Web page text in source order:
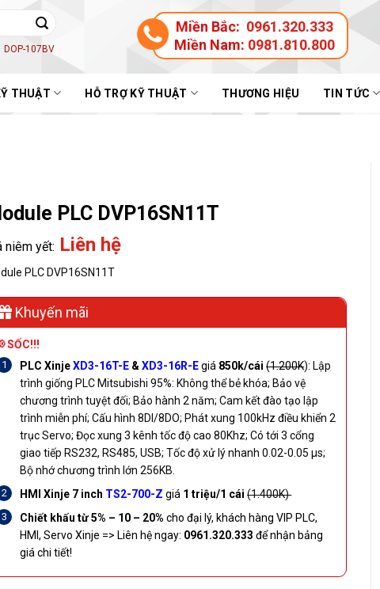
DOP-107BV
Miền Bắc: 0961.320.333
Miền Nam: 0981.810.800
THUẬT HỖ TRỢ KỸ THUẬT THƯƠNG HIỆU TIN TỨC
PLC DVP16SN11T
Liên hệ
PLC DVP16SN11T
Khuyến mãi
SỐC!!!
PLC XinjeXD3-16T-E &XD3-16R-Egiá 850k/cái (1.200K):Lập
trình giống PLC Mitsubishi 95%: Không thể bẻ khóa; Bảo vệ
chương trình tuyệt đối; Bảo hành 2 năm; Cam kết đào tạo lập
trình miễn phí; Cấu hình 8DI/8DO; Phát xung 100kHz điều khiển 2
trục Servo; Đọc xung 3 kênh tốc độ cao 80Khz; Có tới 3 cổng
giao tiếp RS232, RS485, USB; Tốc độ xử lý nhanh 0.02-0.05 µs;
Bộ nhớ chương trình lớn 256KB.
HMI Xinje 7 inch TS2-700-Z giá 1 triệu/1 cái(1.400K)
Chiết khấu từ 5% – 10 – 20% cho đại lý, khách hàng VIP PLC,
HMI, Servo Xinje => Liên hệ ngay: 0961.320.333 để nhận bảng
giá chi tiết!